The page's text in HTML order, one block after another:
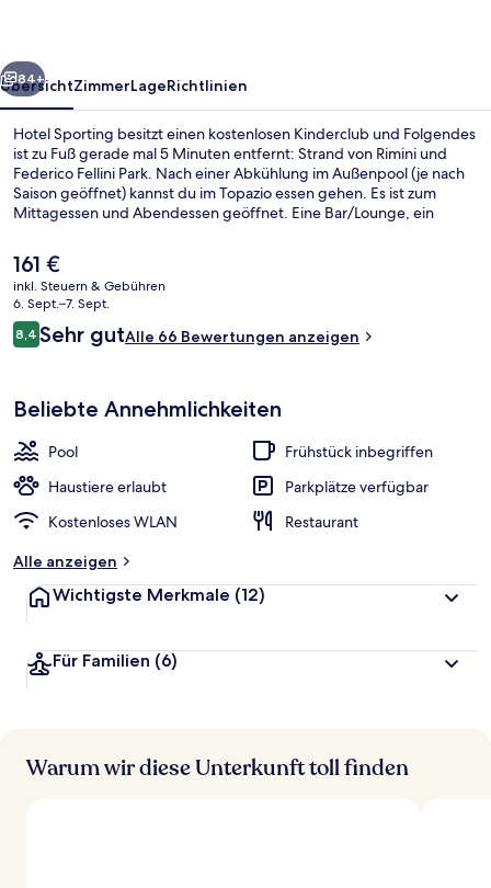
Weiter
84+
ÜbersichtZimmerLageRichtlinien
Hotel Sporting besitzt einen kostenlosen Kinderclub und Folgendes
ist zu Fuß gerade mal 5 Minuten entfernt: Strand von Rimini und
Federico Fellini Park. Nach einer Abkühlung im Außenpool (je nach
Saison geöffnet) kannst du im Topazio essen gehen. Es ist zum
Mittagessen und Abendessen geöffnet. Eine Bar/Lounge, ein
Der
aktuelle
Preis
beträgt
161 €.
161 €
inkl. Steuern & Gebühren
6. Sept.–7. Sept.
Bewertungen
8,48,4 von 10.
Sehr gutAlle 66 Bewertungen anzeigen
Beliebte Annehmlichkeiten
Pool
Frühstück inbegriffen
Haustiere erlaubt
Parkplätze verfügbar
Kostenloses WLAN
Restaurant
Alle anzeigen
Wichtigste Merkmale (12)
Für Familien (6)
Warum wir diese Unterkunft toll finden